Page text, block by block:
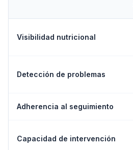
Visibilidad nutricional
Detección de problemas
Adherencia al seguimiento
Capacidad de intervención